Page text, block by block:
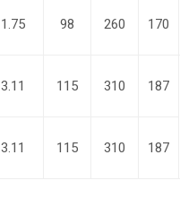
1.75 98 260 170
3.11 115 310 187
3.11 115 310 187